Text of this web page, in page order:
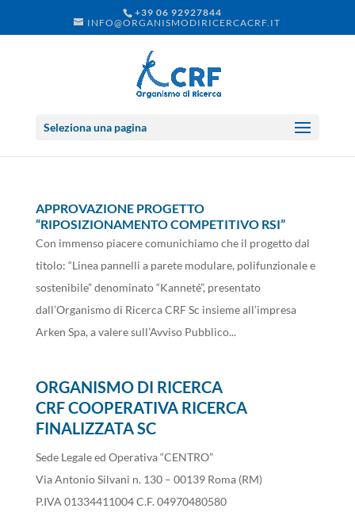
+39 06 92927844
INFO@ORGANISMODIRICERCACRF.IT
Seleziona una pagina
APPROVAZIONE PROGETTO
“RIPOSIZIONAMENTO COMPETITIVO RSI”
Con immenso piacere comunichiamo che il progetto dal
titolo: “Linea pannelli a parete modulare, polifunzionale e
sostenibile” denominato “Kanneté”, presentato
dall’Organismo di Ricerca CRF Sc insieme all’impresa
Arken Spa, a valere sull’Avviso Pubblico...
ORGANISMO DI RICERCA
CRF COOPERATIVA RICERCA
FINALIZZATA SC
Sede Legale ed Operativa “CENTRO”
Via Antonio Silvani n. 130 – 00139 Roma (RM)
P.IVA 01334411004 C.F. 04970480580